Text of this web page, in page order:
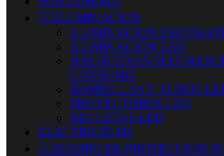
 ILUMINACION
ILUMINACION
ILUMINACIÓN LED
HALOGENAS-
CONSUMO
BOMBILLAS Y TUBOS
PROYECTORES LED
REGLETAS LED
ELECTRICIDAD
 EQUIPO DE PROTECCION